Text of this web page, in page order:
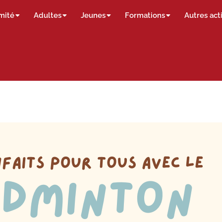
Adultes Jeunes Formations Autres